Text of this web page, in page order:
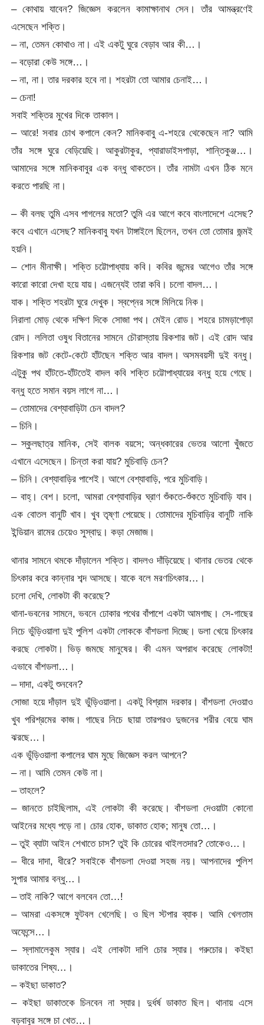
– কোথায় যাবেন? জিজ্ঞেস করলেন কামাক্ষানাথ সেন। তাঁর আমন্ত্রণেই
এসেছেন শক্তি।
– না, তেমন কোথাও না। এই একটু ঘুরে বেড়াব আর কী…।
– বড়োরা কেউ সঙ্গে…।
– না, না। তার দরকার হবে না। শহরটা তো আমার চেনাই…।
– চেনা!
সবাই শক্তির মুখের দিকে তাকাল।
– আরে! সবার চোখ কপালে কেন? মানিকবাবু এ-শহরে থেকেছেন না? আমি
তাঁর সঙ্গে ঘুরে বেড়িয়েছি। আকুরটাকুর, প্যারাডাইসপাড়া, শান্তিকুঞ্জ…।
আমাদের সঙ্গে মানিকবাবুর এক বন্ধু থাকতেন। তাঁর নামটা এখন ঠিক মনে
করতে পারছি না।
– কী বলছ তুমি এসব পাগলের মতো? তুমি এর আগে কবে বাংলাদেশে এসেছ?
কবে এখানে এসেছ? মানিকবাবু যখন টাঙ্গাইলে ছিলেন, তখন তো তোমার জন্মই
হয়নি।
– শোন মীনাক্ষী। শক্তি চট্টোপাধ্যায় কবি। কবির জন্মের আগেও তাঁর সঙ্গে
কারো কারো দেখা হয়ে যায়। এজন্যেই তারা কবি। চলো বাদল…।
যাক। শক্তি শহরটা ঘুরে দেখুক। স্বপ্নের সঙ্গে মিলিয়ে নিক।
নিরালা মোড় থেকে দক্ষিণ দিকে সোজা পথ। মেইন রোড। শহরে চামড়াপোড়া
রোদ। ললিতা ওষুধ বিতানের সামনে চৌরাস্তায় রিকশার জট। এই রোদ আর
রিকশার জট কেটে-কেটে হাঁটছেন শক্তি আর বাদল। অসমবয়সী দুই বন্ধু।
এটুকু পথ হাঁটতে-হাঁটতেই বাদল কবি শক্তি চট্টোপাধ্যায়ের বন্ধু হয়ে গেছে।
বন্ধু হতে সমান বয়স লাগে না…।
– তোমাদের বেশ্যাবাড়িটা চেন বাদল?
– চিনি।
– স্কুলছাত্র মানিক, সেই বালক বয়সে; অন্ধকারের ভেতর আলো খুঁজতে
এখানে এসেছেন। চিন্তা করা যায়? মুচিবাড়ি চেন?
– চিনি। বেশ্যাবাড়ির পাশেই। আগে বেশ্যাবাড়ি, পরে মুচিবাড়ি।
– বাহ্। বেশ। চলো, আমরা বেশ্যাবাড়ির ঘ্রাণ শুঁকতে-শুঁকতে মুচিবাড়ি যাব।
এক বোতল বানুটি খাব। খুব তৃষ্ণা পেয়েছে। তোমাদের মুচিবাড়ির বানুটি নাকি
ইন্ডিয়ান রামের চেয়েও সুস্বাদু। কড়া মেজাজ।
থানার সামনে থমকে দাঁড়ালেন শক্তি। বাদলও দাঁড়িয়েছে। থানার ভেতর থেকে
চিৎকার করে কান্নার শব্দ আসছে। যাকে বলে মরণচিৎকার…।
চলো দেখি, লোকটা কী করেছে?
থানা-ভবনের সামনে, ভবনে ঢোকার পথের বাঁপাশে একটা আমগাছ। সে-গাছের
নিচে ভুঁড়িওয়ালা দুই পুলিশ একটা লোককে বাঁশডলা দিচ্ছে। ডলা খেয়ে চিৎকার
করছে লোকটা। ভিড় জমছে মানুষের। কী এমন অপরাধ করেছে লোকটা!
এভাবে বাঁশডলা…।
– দাদা, একটু শুনবেন?
সোজা হয়ে দাঁড়াল দুই ভুঁড়িওয়ালা। একটু বিশ্রাম দরকার। বাঁশডলা দেওয়াও
খুব পরিশ্রমের কাজ। গাছের নিচে ছায়া তারপরও দুজনের শরীর বেয়ে ঘাম
ঝরছে…।
এক ভুঁড়িওয়ালা কপালের ঘাম মুছে জিজ্ঞেস করল আপনে?
– না। আমি তেমন কেউ না।
– তাহলে?
– জানতে চাইছিলাম, এই লোকটা কী করেছে। বাঁশডলা দেওয়াটা কোনো
আইনের মধ্যে পড়ে না। চোর হোক, ডাকাত হোক; মানুষ তো…।
– তুই ব্যাটা আইন শেখাতে চাস? তুই কি চোরের থাইলতদার? তোকেও…।
– ধীরে দাদা, ধীরে? সবাইকে বাঁশডলা দেওয়া সহজ নয়। আপনাদের পুলিশ
সুপার আমার বন্ধু…।
– তাই নাকি? আগে বলবেন তো…!
– আমরা একসঙ্গে ফুটবল খেলেছি। ও ছিল স্টপার ব্যাক। আমি খেলতাম
অফেন্সে…।
– স্লামালেকুম স্যার। এই লোকটা দাগি চোর স্যার। গরুচোর। কইছা
ডাকাতের শিষ্য…।
– কইছা ডাকাত?
– কইছা ডাকাতকে চিনবেন না স্যার। দুর্ধর্ষ ডাকাত ছিল। থানায় এসে
বড়বাবুর সঙ্গে চা খেত…।